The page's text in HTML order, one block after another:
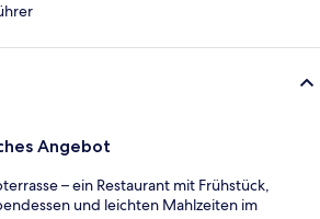
Angebot
– ein Restaurant mit Frühstück,
und leichten Mahlzeiten im